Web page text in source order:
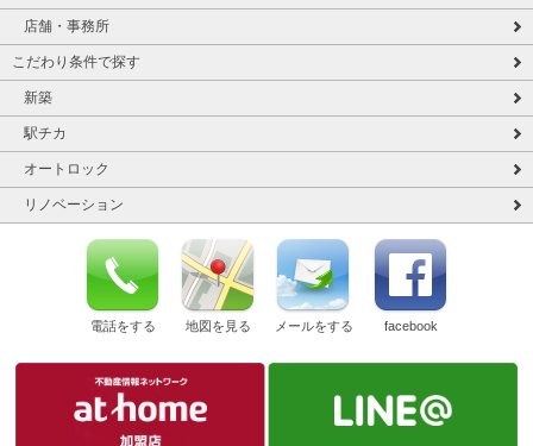
店舗・事務所
こだわり条件で探す
新築
駅チカ
オートロック
リノベーション
電話をする 地図を見る メールをする facebook